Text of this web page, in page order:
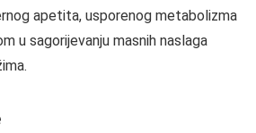
apetita, usporenog metabolizma
u sagorijevanju masnih naslaga